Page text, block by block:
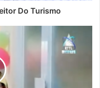
ba sidadaun hotu
furak ne’e atu gaña
bele implementa
hirak ne’e hetan
durante mandate
sira ne’ebé
hamosu fali
Do Turismo